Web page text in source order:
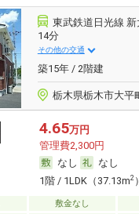
東武鉄道日光線
14分
その他の交通
築15年 / 2階建
栃木県栃木市大平
4.65万円
管理費2,300円
なし
なし
1階 / 1LDK（37.13m2）
敷金なし